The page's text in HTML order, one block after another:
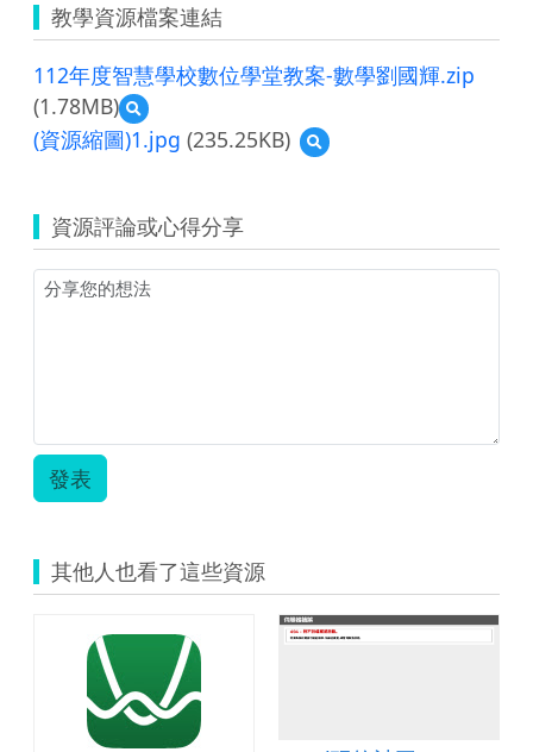
教學資源檔案連結
112年度智慧學校數位學堂教案-數學劉國輝.zip
(1.78MB)
預
覽
112
智
慧
學
校
數
(資源縮圖)1.jpg (235.25KB)
預
覽
圖)1.jpg
資源評論或心得分享
發表
其他人也看了這些資源